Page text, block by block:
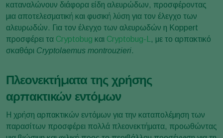
καταναλώνουν διάφορα είδη αλευρώδων, προσφέροντας
μια αποτελεσματική και φυσική λύση για τον έλεγχο των
αλευρωδών. Για τον έλεγχο των αλευρωδών η Koppert
προσφέρει τα Cryptobug και Cryptobug-L
, με το αρπακτικό
σκαθάρι Cryptolaemus montrouzieri.
Πλεονεκτήματα της χρήσης
αρπακτικών εντόμων
Η χρήση αρπακτικών εντόμων για την καταπολέμηση των
παρασίτων προσφέρει πολλά πλεονεκτήματα, προωθώντας